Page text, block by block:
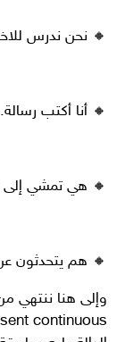
🔸 نحن ندرس
🔸 أنا أكتب رسالة.
🔸 هي تمشي إلى
🔸 هم يتحدثون
وإلى هنا ننتهي